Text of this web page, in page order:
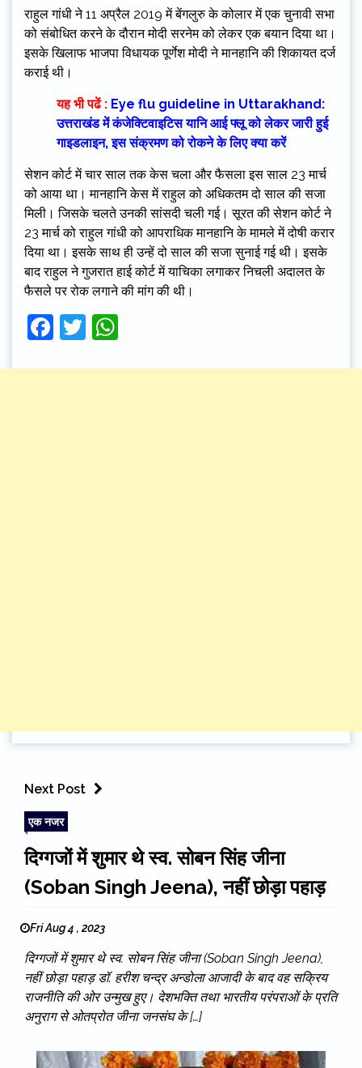
राहुल गांधी ने 11 अप्रैल 2019 में बेंगलुरु के कोलार में एक चुनावी सभा
को संबोधित करने के दौरान मोदी सरनेम को लेकर एक बयान दिया था।
इसके खिलाफ भाजपा विधायक पूर्णेश मोदी ने मानहानि की शिकायत दर्ज
कराई थी।
यह भी पढें : Eye flu guideline in Uttarakhand:
उत्तराखंड में कंजेक्टिवाइटिस यानि आई फ्लू को लेकर जारी हुई
गाइडलाइन, इस संक्रमण को रोकने के लिए क्या करें
सेशन कोर्ट में चार साल तक केस चला और फैसला इस साल 23 मार्च
को आया था। मानहानि केस में राहुल को अधिकतम दो साल की सजा
मिली। जिसके चलते उनकी सांसदी चली गई। सूरत की सेशन कोर्ट ने
23 मार्च को राहुल गांधी को आपराधिक मानहानि के मामले में दोषी करार
दिया था। इसके साथ ही उन्हें दो साल की सजा सुनाई गई थी। इसके
बाद राहुल ने गुजरात हाई कोर्ट में याचिका लगाकर निचली अदालत के
फैसले पर रोक लगाने की मांग की थी।
Facebook
Twitter
Next Post
एक नजर
दिग्गजों में शुमार थे स्व. सोबन सिंह जीना
(Soban Singh Jeena), नहीं छोड़ा पहाड़
Fri Aug 4 , 2023
दिग्गजों में शुमार थे स्व. सोबन सिंह जीना (Soban Singh Jeena),
नहीं छोड़ा पहाड़ डॉ. हरीश चन्द्र अन्डोला आजादी के बाद वह सक्रिय
राजनीति की ओर उन्मुख हुए। देशभक्ति तथा भारतीय परंपराओं के प्रति
अनुराग से ओतप्रोत जीना जनसंघ के […]